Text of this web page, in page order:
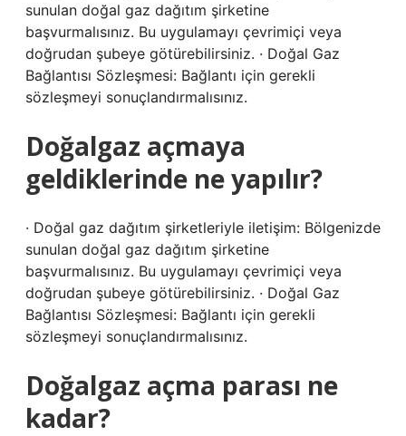
sunulan doğal gaz dağıtım şirketine
başvurmalısınız. Bu uygulamayı çevrimiçi veya
doğrudan şubeye götürebilirsiniz. · Doğal Gaz
Bağlantısı Sözleşmesi: Bağlantı için gerekli
sözleşmeyi sonuçlandırmalısınız.
Doğalgaz açmaya
geldiklerinde ne yapılır?
· Doğal gaz dağıtım şirketleriyle iletişim: Bölgenizde
sunulan doğal gaz dağıtım şirketine
başvurmalısınız. Bu uygulamayı çevrimiçi veya
doğrudan şubeye götürebilirsiniz. · Doğal Gaz
Bağlantısı Sözleşmesi: Bağlantı için gerekli
sözleşmeyi sonuçlandırmalısınız.
Doğalgaz açma parası ne
kadar?